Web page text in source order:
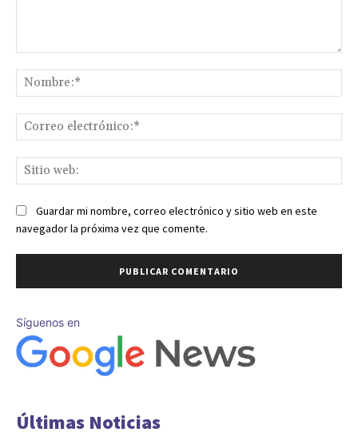
Guardar mi nombre, correo electrónico y sitio web en este
navegador la próxima vez que comente.
Síguenos en
Últimas Noticias